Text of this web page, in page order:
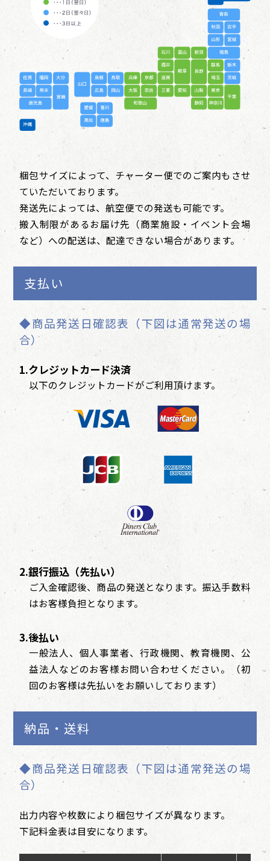
梱包サイズによって、チャーター便でのご案内もさせ
ていただいております。
発送先によっては、航空便での発送も可能です。
搬入制限があるお届け先（商業施設・イベント会場
など）への配送は、配達できない場合があります。
支払い
◆商品発送日確認表（下図は通常発送の場
合）
1.クレジットカード決済
以下のクレジットカードがご利用頂けます。
2.銀行振込（先払い）
ご入金確認後、商品の発送となります。振込手数料
はお客様負担となります。
3.後払い
一般法人、個人事業者、行政機関、教育機関、公
益法人などのお客様お問い合わせください。（初
回のお客様は先払いをお願いしております）
納品・送料
◆商品発送日確認表（下図は通常発送の場
合）
出力内容や枚数により梱包サイズが異なります。
下記料金表は目安になります。